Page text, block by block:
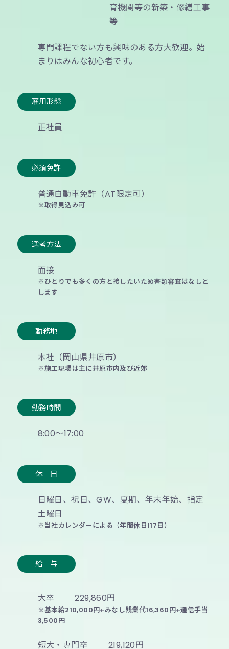
育機関等の新築・修繕工事
等
専門課程でない方も興味のある方大歓迎。始
まりはみんな初心者です。
雇用形態
正社員
必須免許
普通自動車免許（AT限定可）
※取得見込み可
選考方法
面接
※ひとりでも多くの方と接したいため書類審査はなしと
します
勤務地
本社（岡山県井原市）
※施工現場は主に井原市内及び近郊
勤務時間
8:00～17:00
休 日
日曜日、祝日、GW、夏期、年末年始、指定
土曜日
※当社カレンダーによる（年間休日117日）
給 与
大卒 229,860円
※基本給210,000円+みなし残業代16,360円+通信手当
3,500円
短大・専門卒 219,120円
正社員
応募資格
必須免許
一級・二級施工管理技士有資格者
Word、Excel一般事務程度
CAD経験者
※未経験の方も当社に興味がある場合は歓迎します
選考方法
書類審査、面接
本社（岡山県井原市）
※施工現場は主に井原市内及び近郊
勤務時間
8:00～17:00
日曜日、祝日、GW、夏期、年末年始、指定
土曜日
休 暇